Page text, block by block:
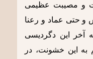
و مصیبت عظیمی
و حتی عماد و رعنا
آخر این دگردیسی
به این خشونت، در